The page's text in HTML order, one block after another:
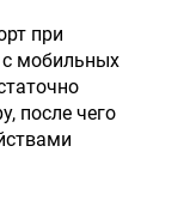
при
с мобильных
после чего